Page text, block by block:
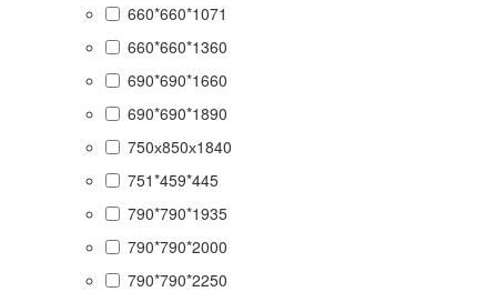
660*660*1071
660*660*1360
690*690*1660
690*690*1890
750х850х1840
751*459*445
790*790*1935
790*790*2000
790*790*2250